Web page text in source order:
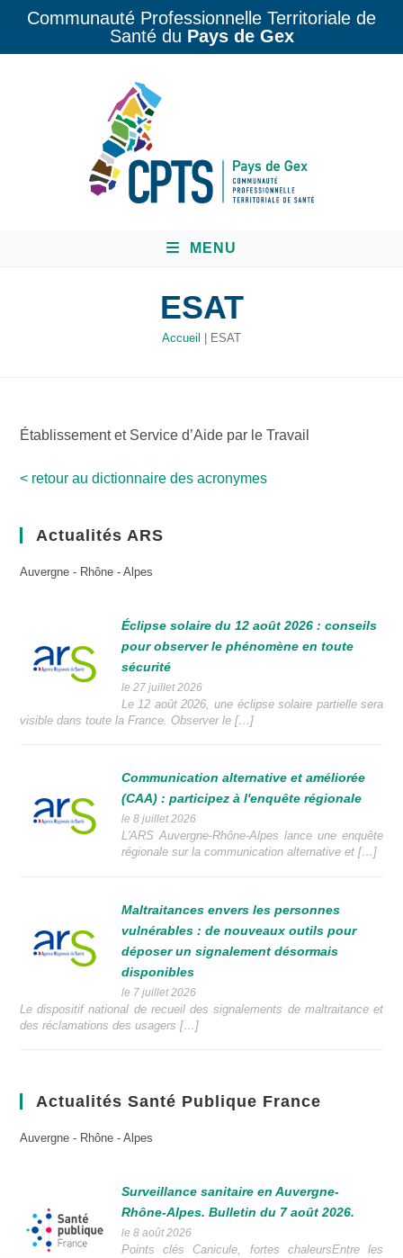
Communauté Professionnelle Territoriale de
Santé du Pays de Gex
MENU
ESAT
Accueil | ESAT
Établissement et Service d’Aide par le Travail
< retour au dictionnaire des acronymes
Actualités ARS
Auvergne - Rhône - Alpes
Éclipse solaire du 12 août 2026 : conseils
pour observer le phénomène en toute
sécurité
le 27 juillet 2026
Le 12 août 2026, une éclipse solaire partielle sera
visible dans toute la France. Observer le […]
Communication alternative et améliorée
(CAA) : participez à l'enquête régionale
le 8 juillet 2026
L'ARS Auvergne-Rhône-Alpes lance une enquête
régionale sur la communication alternative et […]
Maltraitances envers les personnes
vulnérables : de nouveaux outils pour
déposer un signalement désormais
disponibles
le 7 juillet 2026
Le dispositif national de recueil des signalements de maltraitance et
des réclamations des usagers […]
Actualités Santé Publique France
Auvergne - Rhône - Alpes
Surveillance sanitaire en Auvergne-
Rhône-Alpes. Bulletin du 7 août 2026.
le 8 août 2026
Points clés Canicule, fortes chaleursEntre les